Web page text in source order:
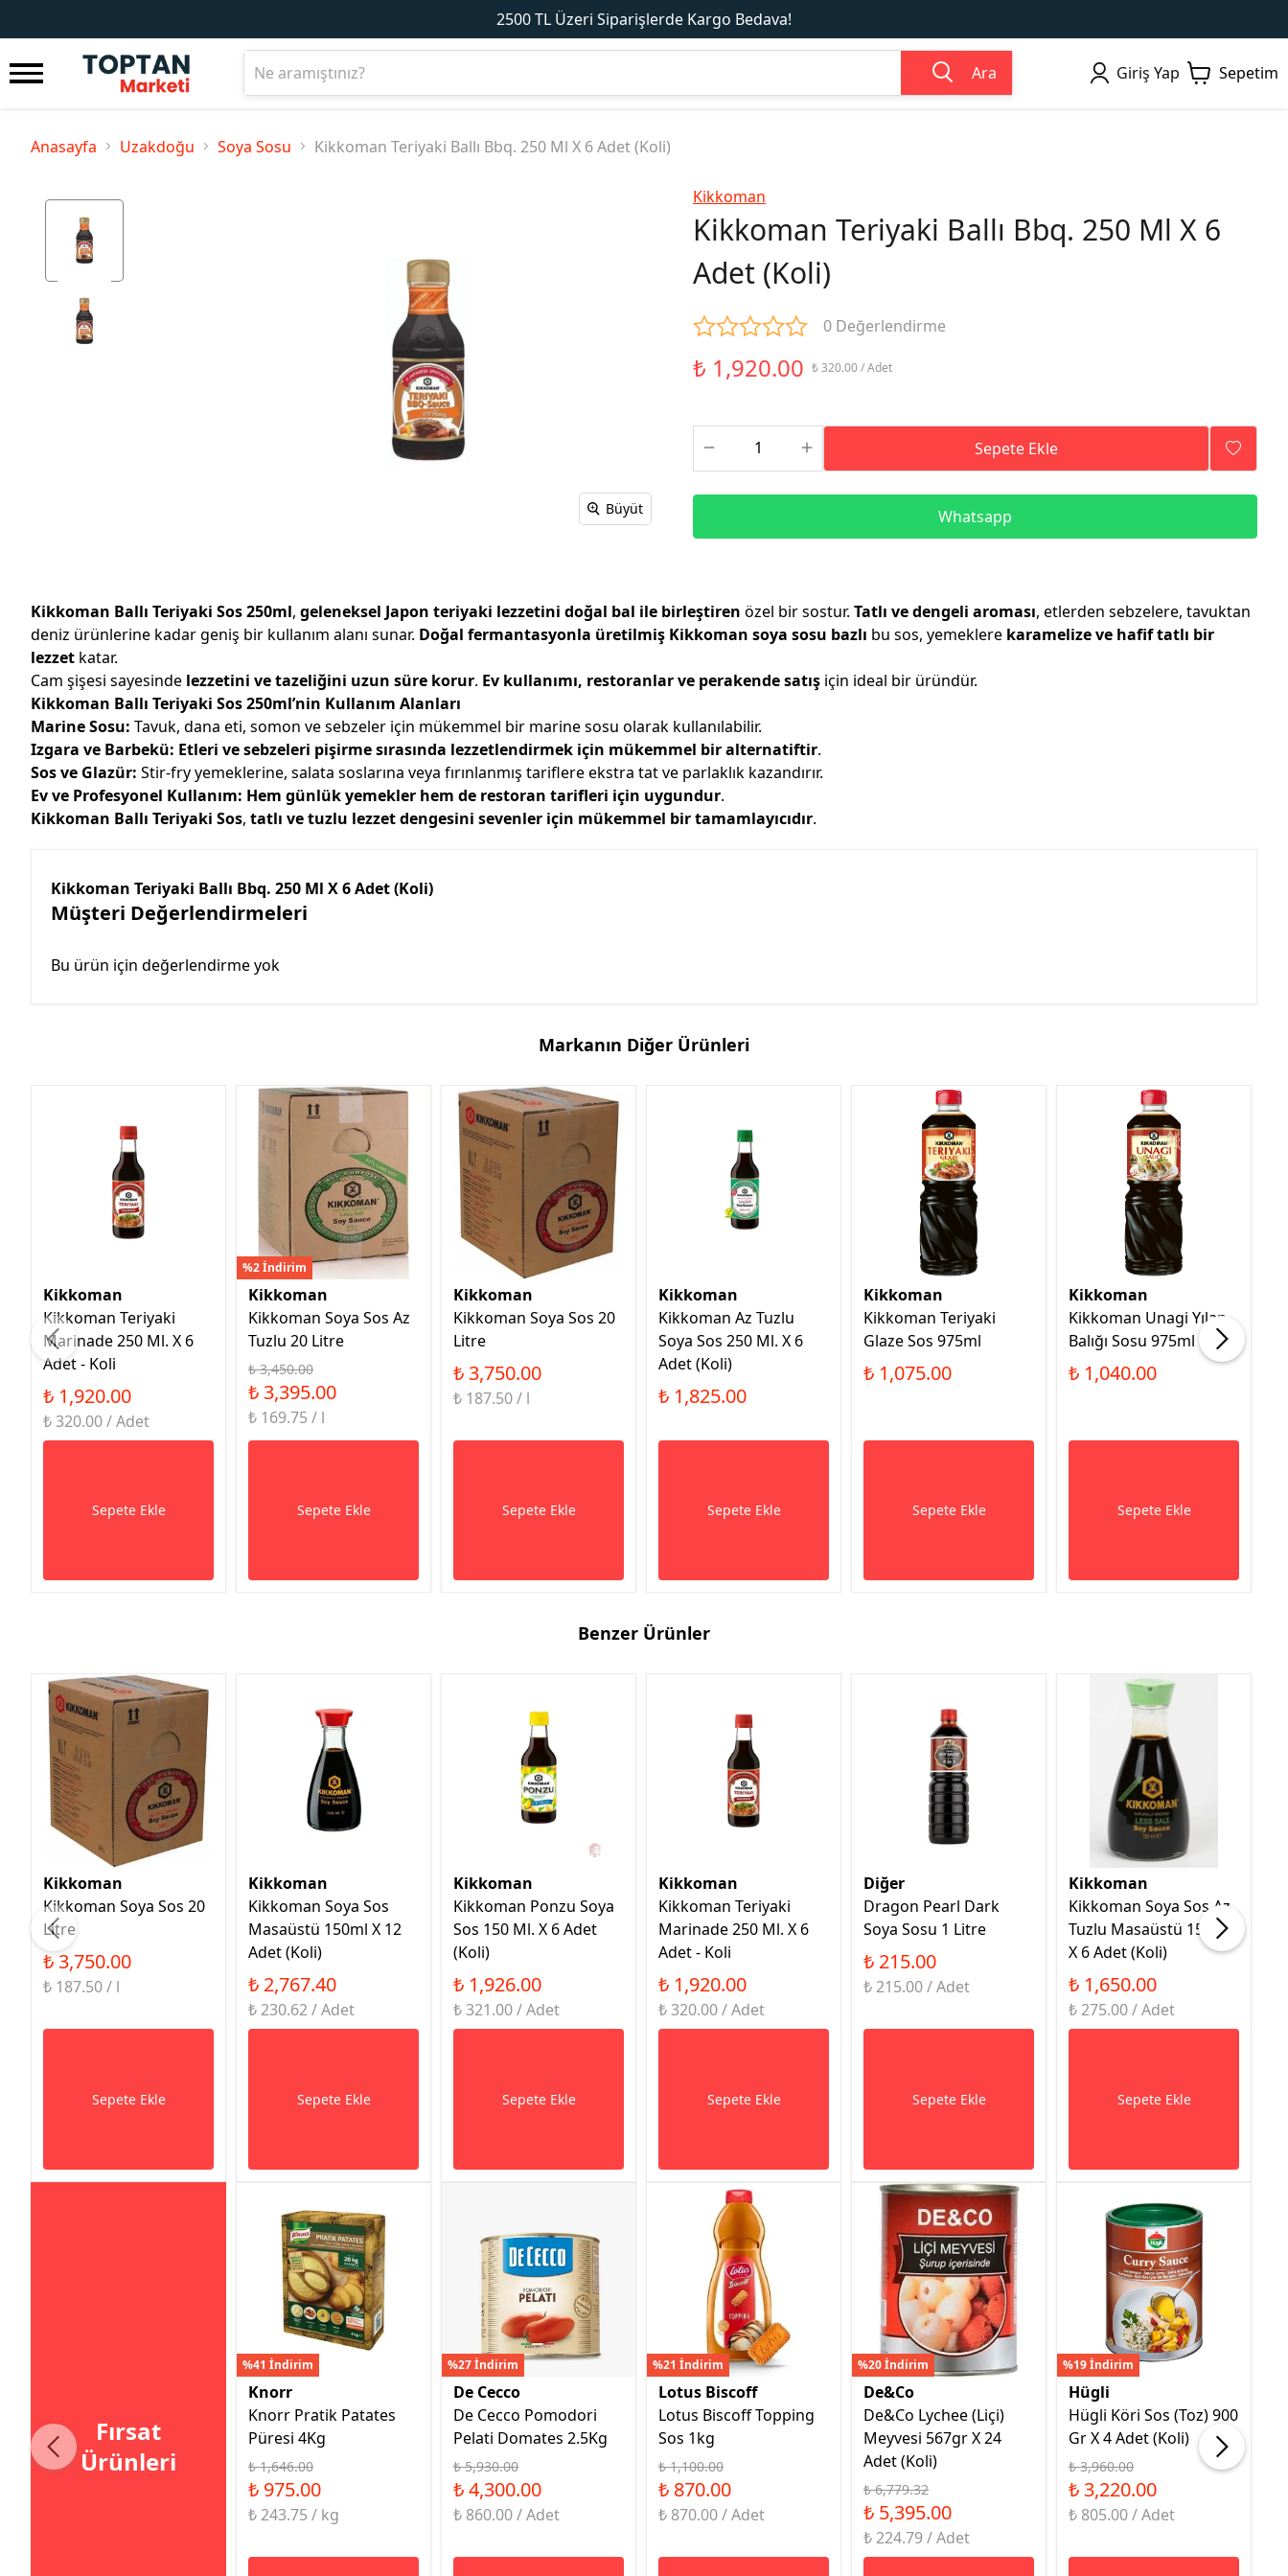
2500 TL Üzeri Siparişlerde Kargo Bedava!
Ara Giriş Yap Sepetim
Anasayfa Uzakdoğu Soya Sosu Kikkoman Teriyaki Ballı Bbq. 250 Ml X 6 Adet (Koli)
Büyüt
Kikkoman
Kikkoman Teriyaki Ballı Bbq. 250 Ml X 6
Adet (Koli)
0 Değerlendirme
₺ 1,920.00 ₺ 320.00 / Adet
Sepete Ekle
Whatsapp
Kikkoman Ballı Teriyaki Sos 250ml, geleneksel Japon teriyaki lezzetini doğal bal ile birleştiren özel bir sostur. Tatlı ve dengeli aroması, etlerden sebzelere, tavuktan
deniz ürünlerine kadar geniş bir kullanım alanı sunar. Doğal fermantasyonla üretilmiş Kikkoman soya sosu bazlı bu sos, yemeklere karamelize ve hafif tatlı bir
lezzet katar.
Cam şişesi sayesinde lezzetini ve tazeliğini uzun süre korur. Ev kullanımı, restoranlar ve perakende satış için ideal bir üründür.
Kikkoman Ballı Teriyaki Sos 250ml’nin Kullanım Alanları
Marine Sosu: Tavuk, dana eti, somon ve sebzeler için mükemmel bir marine sosu olarak kullanılabilir.
Izgara ve Barbekü: Etleri ve sebzeleri pişirme sırasında lezzetlendirmek için mükemmel bir alternatiftir.
Sos ve Glazür: Stir-fry yemeklerine, salata soslarına veya fırınlanmış tariflere ekstra tat ve parlaklık kazandırır.
Ev ve Profesyonel Kullanım: Hem günlük yemekler hem de restoran tarifleri için uygundur.
Kikkoman Ballı Teriyaki Sos, tatlı ve tuzlu lezzet dengesini sevenler için mükemmel bir tamamlayıcıdır.
Kikkoman Teriyaki Ballı Bbq. 250 Ml X 6 Adet (Koli)
Müşteri Değerlendirmeleri
Bu ürün için değerlendirme yok
Markanın Diğer Ürünleri
Kikkoman
Kikkoman Teriyaki
Marinade 250 Ml. X 6
Adet - Koli
₺ 1,920.00
₺ 320.00 / Adet
Sepete Ekle
%2 İndirim
Kikkoman
Kikkoman Soya Sos Az
Tuzlu 20 Litre
₺ 3,450.00
₺ 3,395.00
₺ 169.75 / l
Sepete Ekle
Kikkoman
Kikkoman Soya Sos 20
Litre
₺ 3,750.00
₺ 187.50 / l
Sepete Ekle
Kikkoman
Kikkoman Az Tuzlu
Soya Sos 250 Ml. X 6
Adet (Koli)
₺ 1,825.00
Sepete Ekle
Kikkoman
Kikkoman Teriyaki
Glaze Sos 975ml
₺ 1,075.00
Sepete Ekle
Kikkoman
Kikkoman Unagi Yılan
Balığı Sosu 975ml
₺ 1,040.00
Sepete Ekle
Benzer Ürünler
Kikkoman
Kikkoman Soya Sos 20
Litre
₺ 3,750.00
₺ 187.50 / l
Sepete Ekle
Kikkoman
Kikkoman Soya Sos
Masaüstü 150ml X 12
Adet (Koli)
₺ 2,767.40
₺ 230.62 / Adet
Sepete Ekle
Kikkoman
Kikkoman Ponzu Soya
Sos 150 Ml. X 6 Adet
(Koli)
₺ 1,926.00
₺ 321.00 / Adet
Sepete Ekle
Kikkoman
Kikkoman Teriyaki
Marinade 250 Ml. X 6
Adet - Koli
₺ 1,920.00
₺ 320.00 / Adet
Sepete Ekle
Diğer
Dragon Pearl Dark
Soya Sosu 1 Litre
₺ 215.00
₺ 215.00 / Adet
Sepete Ekle
Kikkoman
Kikkoman Soya Sos Az
Tuzlu Masaüstü 150 Ml.
X 6 Adet (Koli)
₺ 1,650.00
₺ 275.00 / Adet
Sepete Ekle
Fırsat
Ürünleri
%41 İndirim
Knorr
Knorr Pratik Patates
Püresi 4Kg
₺ 1,646.00
₺ 975.00
₺ 243.75 / kg
%27 İndirim
De Cecco
De Cecco Pomodori
Pelati Domates 2.5Kg
₺ 5,930.00
₺ 4,300.00
₺ 860.00 / Adet
%21 İndirim
Lotus Biscoff
Lotus Biscoff Topping
Sos 1kg
₺ 1,100.00
₺ 870.00
₺ 870.00 / Adet
%20 İndirim
De&Co
De&Co Lychee (Liçi)
Meyvesi 567gr X 24
Adet (Koli)
₺ 6,779.32
₺ 5,395.00
₺ 224.79 / Adet
%19 İndirim
Hügli
Hügli Köri Sos (Toz) 900
Gr X 4 Adet (Koli)
₺ 3,960.00
₺ 3,220.00
₺ 805.00 / Adet